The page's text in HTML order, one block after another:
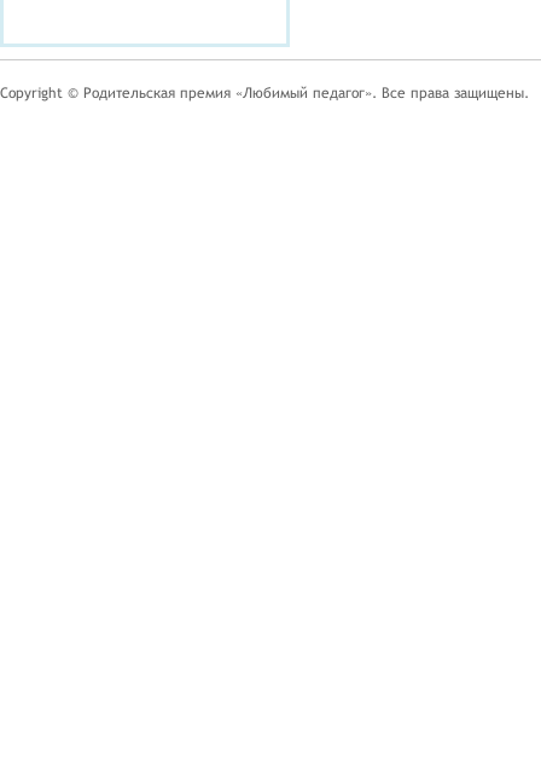
Copyright © Родительская премия «Любимый педагог». Все права защищены.